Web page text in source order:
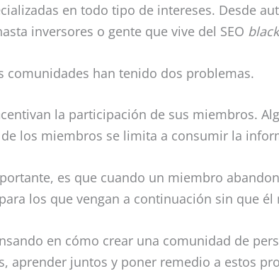
en todo tipo de intereses. Desde
inversores o gente que vive del SEO
comunidades han tenido dos problemas.
la participación de sus miembros.
los miembros se limita a consumir la
es que cuando un miembro
los que vengan a continuación sin que él
en cómo crear una comunidad de
aprender juntos y poner remedio a estos